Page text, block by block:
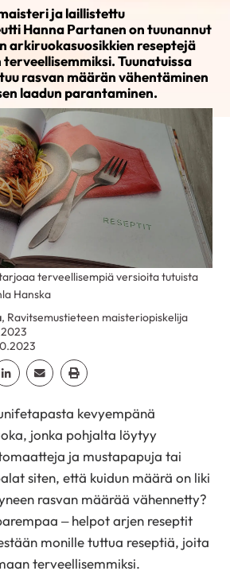
ja laillistettu
Hanna Partanen on tuunannut
arkiruokasuosikkien reseptejä
Tuunatuissa
rasvan määrän vähentäminen
laadun parantaminen.
, Ravitsemustieteen maisteriopiskelija
Linkedin
Jaa EmailJaa Print
terveellisempiä versioita tutuista
Hanska
kevyempänä
jonka pohjalta löytyy
ja mustapapuja tai
siten, että kuidun määrä on liki
rasvan määrää vähennetty?
– helpot arjen reseptit
monille tuttua reseptiä, joita
terveellisemmiksi.